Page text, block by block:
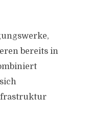
bereits in